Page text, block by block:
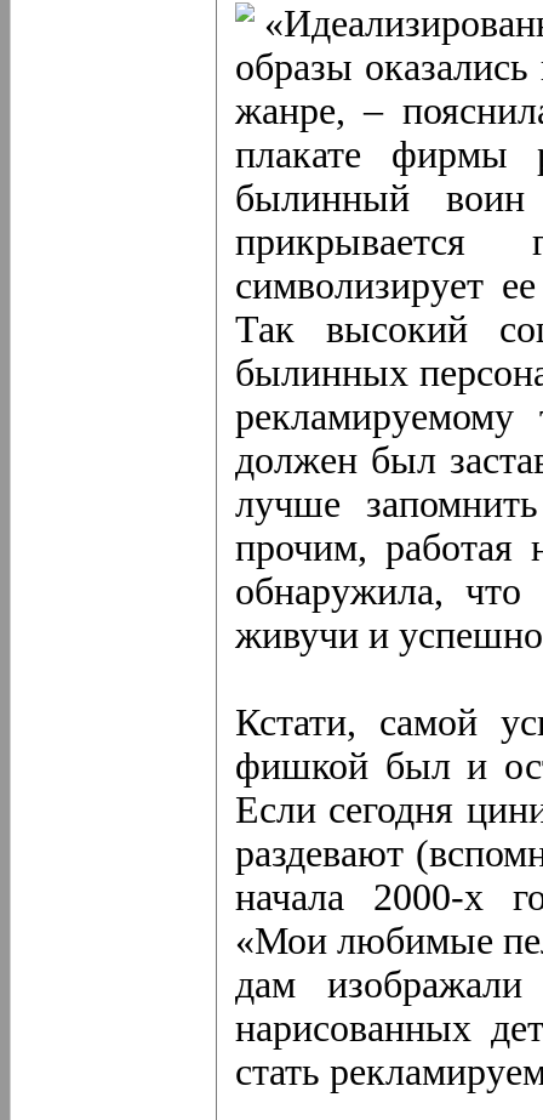
образы
жанре, –
плакате фирмы
былинный
символизирует
Так высокий
былинных
рекламируемому
должен был
лучше
прочим, работая
обнаружила,
живучи и
Кстати, самой
фишкой был и
Если сегодня
раздевают
начала 2000-х
«Мои любимые
дам
нарисованных
стать